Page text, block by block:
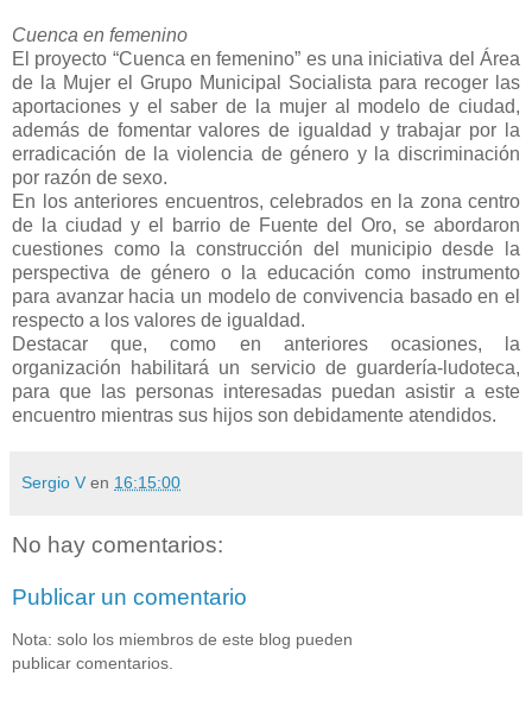
Cuenca en femenino
El proyecto “Cuenca en femenino” es una iniciativa del Área
de la Mujer el Grupo Municipal Socialista para recoger las
aportaciones y el saber de la mujer al modelo de ciudad,
además de fomentar valores de igualdad y trabajar por la
erradicación de la violencia de género y la discriminación
por razón de sexo.
En los anteriores encuentros, celebrados en la zona centro
de la ciudad y el barrio de Fuente del Oro, se abordaron
cuestiones como la construcción del municipio desde la
perspectiva de género o la educación como instrumento
para avanzar hacia un modelo de convivencia basado en el
respecto a los valores de igualdad.
Destacar que, como en anteriores ocasiones, la
organización habilitará un servicio de guardería-ludoteca,
para que las personas interesadas puedan asistir a este
encuentro mientras sus hijos son debidamente atendidos.
Sergio V en 16:15:00
No hay comentarios:
Publicar un comentario
Nota: solo los miembros de este blog pueden
publicar comentarios.